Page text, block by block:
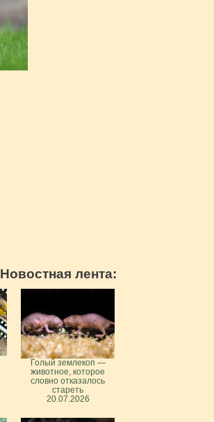
Новостная лента:
Голый землекоп —
животное, которое
словно отказалось
стареть
20.07.2026